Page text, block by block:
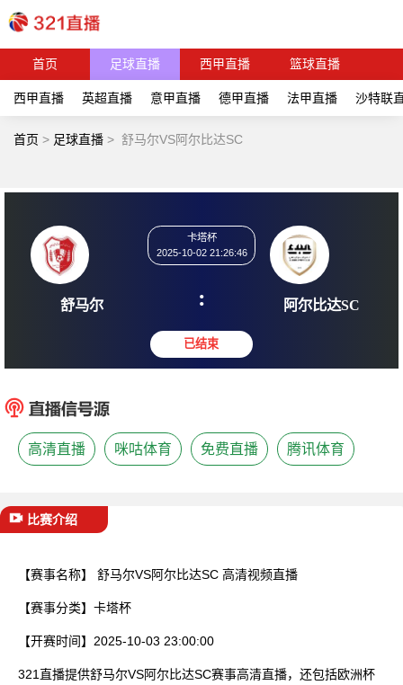
首页 足球直播 西甲直播 篮球直播
西甲直播 英超直播 意甲直播 德甲直播 法甲直播 沙特联
首页 > 足球直播 > 舒马尔VS阿尔比达SC
舒马尔
2025-10-02 21:26:46
: 阿尔比
高清直播 咪咕体育 免费直播 腾讯体育
比赛介绍
【赛事名称】 舒马尔VS阿尔比达SC 高清视频直播
【赛事分类】 卡塔杯
【开赛时间】 2025-10-03 23:00:00
321直播提供舒马尔VS阿尔比达SC赛事高清直播，还包括欧洲杯